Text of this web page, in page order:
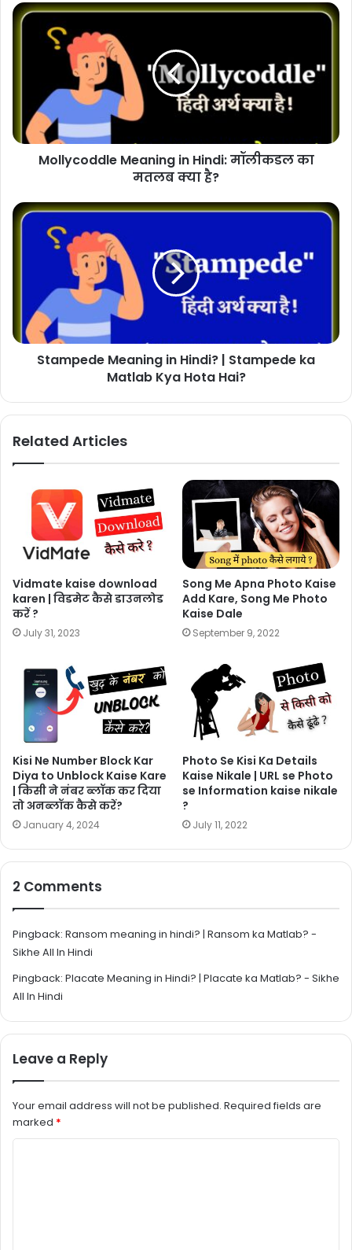
Mollycoddle Meaning in Hindi: मॉलीकडल का
मतलब क्या है?
Stampede Meaning in Hindi? | Stampede ka
Matlab Kya Hota Hai?
Related Articles
Vidmate kaise download
karen | विडमेट कैसे डाउनलोड
करें ?
July 31, 2023
Song Me Apna Photo Kaise
Add Kare, Song Me Photo
Kaise Dale
September 9, 2022
Kisi Ne Number Block Kar
Diya to Unblock Kaise Kare
| किसी ने नंबर ब्लॉक कर दिया
तो अनब्लॉक कैसे करें?
January 4, 2024
Photo Se Kisi Ka Details
Kaise Nikale | URL se Photo
se Information kaise nikale
?
July 11, 2022
2 Comments
Pingback: Ransom meaning in hindi? | Ransom ka Matlab? -
Sikhe All In Hindi
Pingback: Placate Meaning in Hindi? | Placate ka Matlab? - Sikhe
All In Hindi
Leave a Reply
Your email address will not be published. Required fields are
marked *